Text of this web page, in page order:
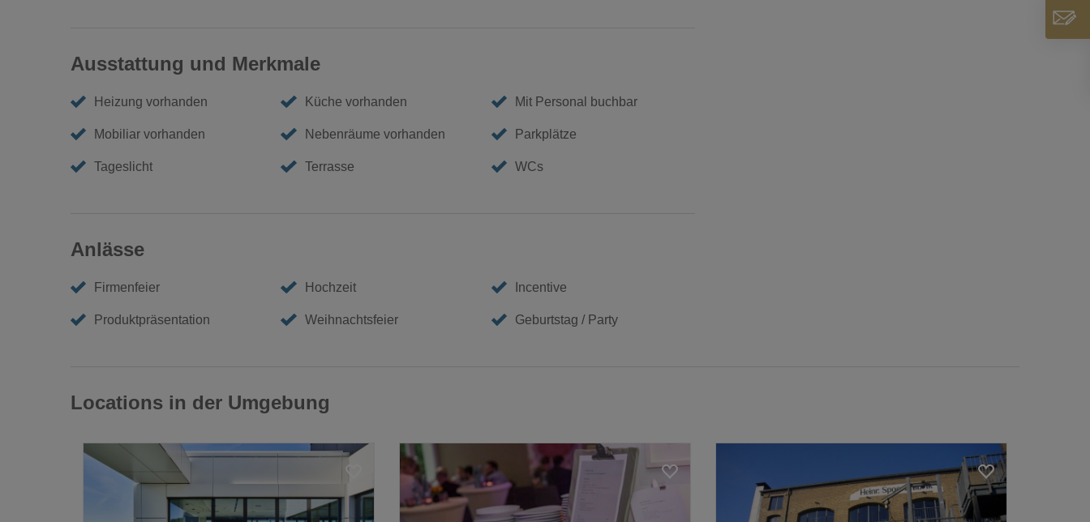
Ausstattung und Merkmale
Heizung vorhanden Küche vorhanden Mit Personal buchbar
Mobiliar vorhanden Nebenräume vorhanden Parkplätze
Tageslicht Terrasse WCs
Anlässe
Firmenfeier Hochzeit Incentive
Produktpräsentation Weihnachtsfeier Geburtstag / Party
Locations in der Umgebung